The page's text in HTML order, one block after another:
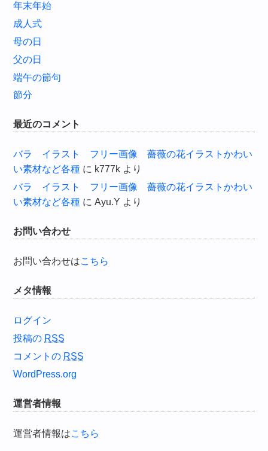
年末年始
成人式
母の日
父の日
端午の節句
節分
最近のコメント
バラ イラスト フリー画像 薔薇の花イラストかわい
い素材など各種 に k777k より
バラ イラスト フリー画像 薔薇の花イラストかわい
い素材など各種 にAyu.Y より
お問い合わせ
お問い合わせはこちら
メタ情報
ログイン
投稿の RSS
コメントの RSS
WordPress.org
運営者情報
運営者情報はこちら